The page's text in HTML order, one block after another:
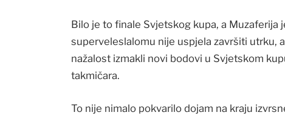
Bilo je to finale Svjetskog kupa, a
superveleslalomu nije uspjela završiti utrku,
nažalost izmakli novi bodovi u Svjetskom
takmičara.
To nije nimalo pokvarilo dojam na kraju